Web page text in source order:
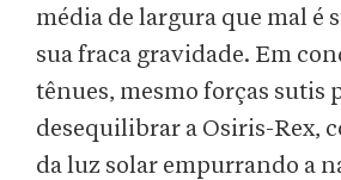
média de largura que mal é
sua fraca gravidade. Em
tênues, mesmo forças sutis
desequilibrar a Osiris-Rex,
da luz solar empurrando a